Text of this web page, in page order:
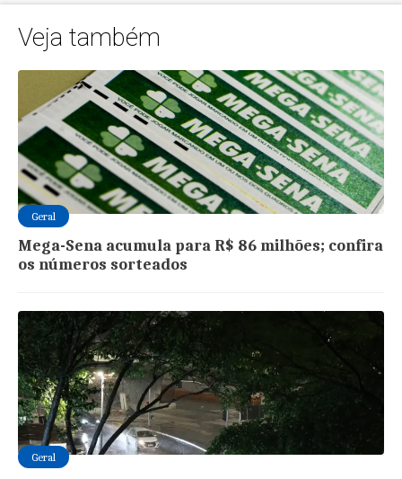
Veja também
Geral
Mega-Sena acumula para R$ 86 milhões; confira
os números sorteados
Geral